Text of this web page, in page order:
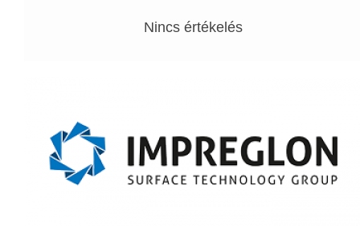
Nincs értékelés